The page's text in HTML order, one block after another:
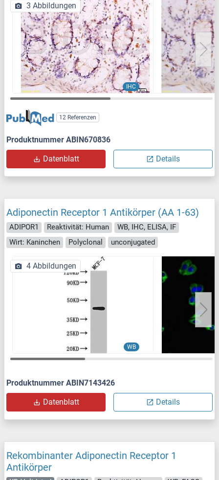
IHC
3 Abbildungen
12 Referenzen
Produktnummer ABIN670836
Datenblatt Details
Adiponectin Receptor 1 Antikörper (AA 1-63)
ADIPOR1 Reaktivität: Human
WB, IHC, ELISA, IF
Wirt: Kaninchen
Polyclonal unconjugated
WB
4 Abbildungen
Produktnummer ABIN7143426
Datenblatt Details
Rekombinanter Adiponectin Receptor 1
Antikörper